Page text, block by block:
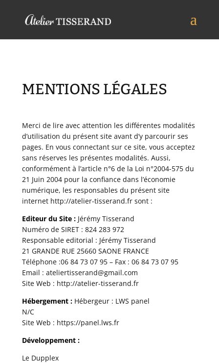
MENTIONS LÉGALES
Merci de lire avec attention les différentes modalités
d’utilisation du présent site avant d’y parcourir ses
pages. En vous connectant sur ce site, vous acceptez
sans réserves les présentes modalités. Aussi,
conformément à l’article n°6 de la Loi n°2004-575 du
21 Juin 2004 pour la confiance dans l’économie
numérique, les responsables du présent site
internet http://atelier-tisserand.frsont :
Editeur du Site : Jérémy Tisserand
Numéro de SIRET : 824 283 972
Responsable editorial : Jérémy Tisserand
21 GRANDE RUE 25660 SAONE FRANCE
Téléphone :06 84 73 07 95 – Fax : 06 84 73 07 95
Email : ateliertisserand@gmail.com
Site Web : http://atelier-tisserand.fr
Hébergement : Hébergeur : LWS panel
N/C
Site Web : https://panel.lws.fr
Développement:
Le Dupplex